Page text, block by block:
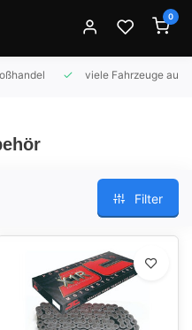
0
viele Fahrzeuge auf
Filter